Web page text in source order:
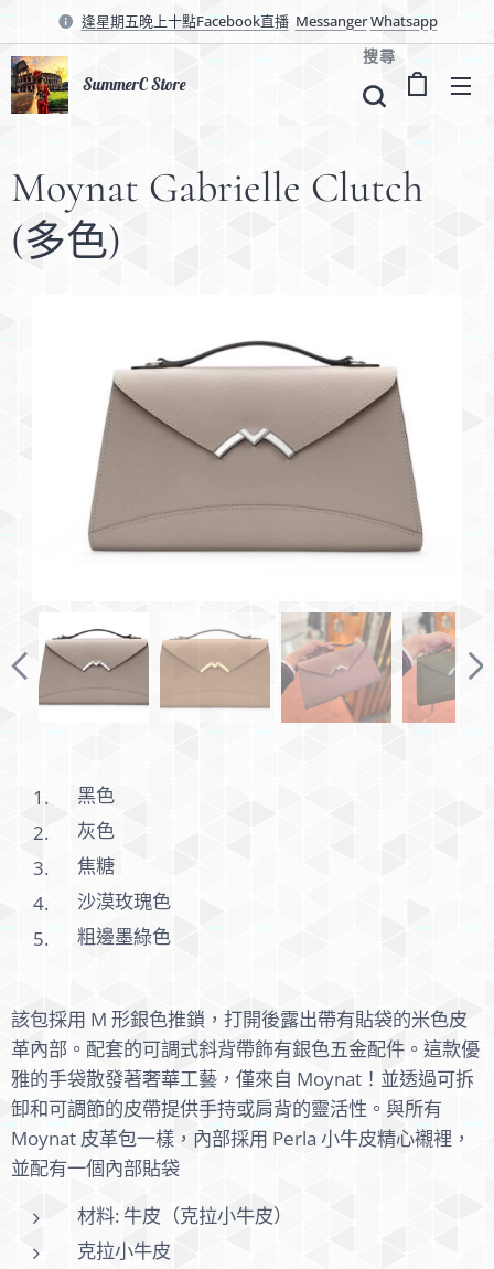
逢星期五晚上十點Facebook直播 MessangerWhatsapp
SummerC Store
搜尋
Moynat Gabrielle Clutch
(多色)
黑色
灰色
焦糖
沙漠玫瑰色
粗邊墨綠色
該包採用 M 形銀色推鎖，打開後露出帶有貼袋的米色皮
革內部。配套的可調式斜背帶飾有銀色五金配件。這款優
雅的手袋散發著奢華工藝，僅來自 Moynat！並透過可拆
卸和可調節的皮帶提供手持或肩背的靈活性。與所有
Moynat 皮革包一樣，內部採用 Perla 小牛皮精心襯裡，
並配有一個內部貼袋
材料: 牛皮（克拉小牛皮）
克拉小牛皮